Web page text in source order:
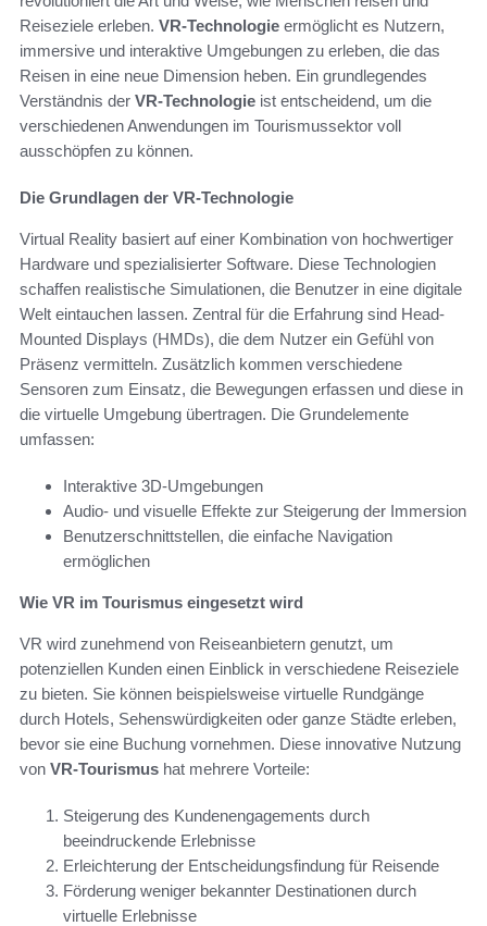
Reiseziele erleben. VR-Technologie ermöglicht es Nutzern,
immersive und interaktive Umgebungen zu erleben, die das
Reisen in eine neue Dimension heben. Ein grundlegendes
Verständnis der VR-Technologie ist entscheidend, um die
verschiedenen Anwendungen im Tourismussektor voll
ausschöpfen zu können.
Die Grundlagen der VR-Technologie
Virtual Reality basiert auf einer Kombination von hochwertiger
Hardware und spezialisierter Software. Diese Technologien
schaffen realistische Simulationen, die Benutzer in eine digitale
Welt eintauchen lassen. Zentral für die Erfahrung sind Head-
Mounted Displays (HMDs), die dem Nutzer ein Gefühl von
Präsenz vermitteln. Zusätzlich kommen verschiedene
Sensoren zum Einsatz, die Bewegungen erfassen und diese in
die virtuelle Umgebung übertragen. Die Grundelemente
umfassen:
Interaktive 3D-Umgebungen
Audio- und visuelle Effekte zur Steigerung der Immersion
Benutzerschnittstellen, die einfache Navigation
ermöglichen
Wie VR im Tourismus eingesetzt wird
VR wird zunehmend von Reiseanbietern genutzt, um
potenziellen Kunden einen Einblick in verschiedene Reiseziele
zu bieten. Sie können beispielsweise virtuelle Rundgänge
durch Hotels, Sehenswürdigkeiten oder ganze Städte erleben,
bevor sie eine Buchung vornehmen. Diese innovative Nutzung
von VR-Tourismus hat mehrere Vorteile:
Steigerung des Kundenengagements durch
beeindruckende Erlebnisse
Erleichterung der Entscheidungsfindung für Reisende
Förderung weniger bekannter Destinationen durch
virtuelle Erlebnisse